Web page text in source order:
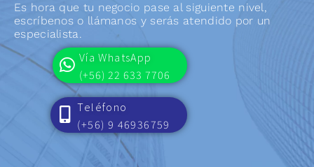
Es hora que tu negocio pase al siguiente nivel,
escríbenos o llámanos y serás atendido por un
especialista.
Vía WhatsApp
(+56) 22 633 7706
Teléfono
(+56) 9 46936759